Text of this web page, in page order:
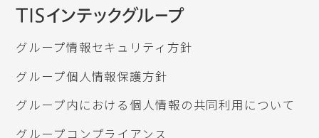
グループ情報セキュリティ方針
グループ個人情報保護方針
グループ内における個人情報の共同利用について
グループコンプライアンス